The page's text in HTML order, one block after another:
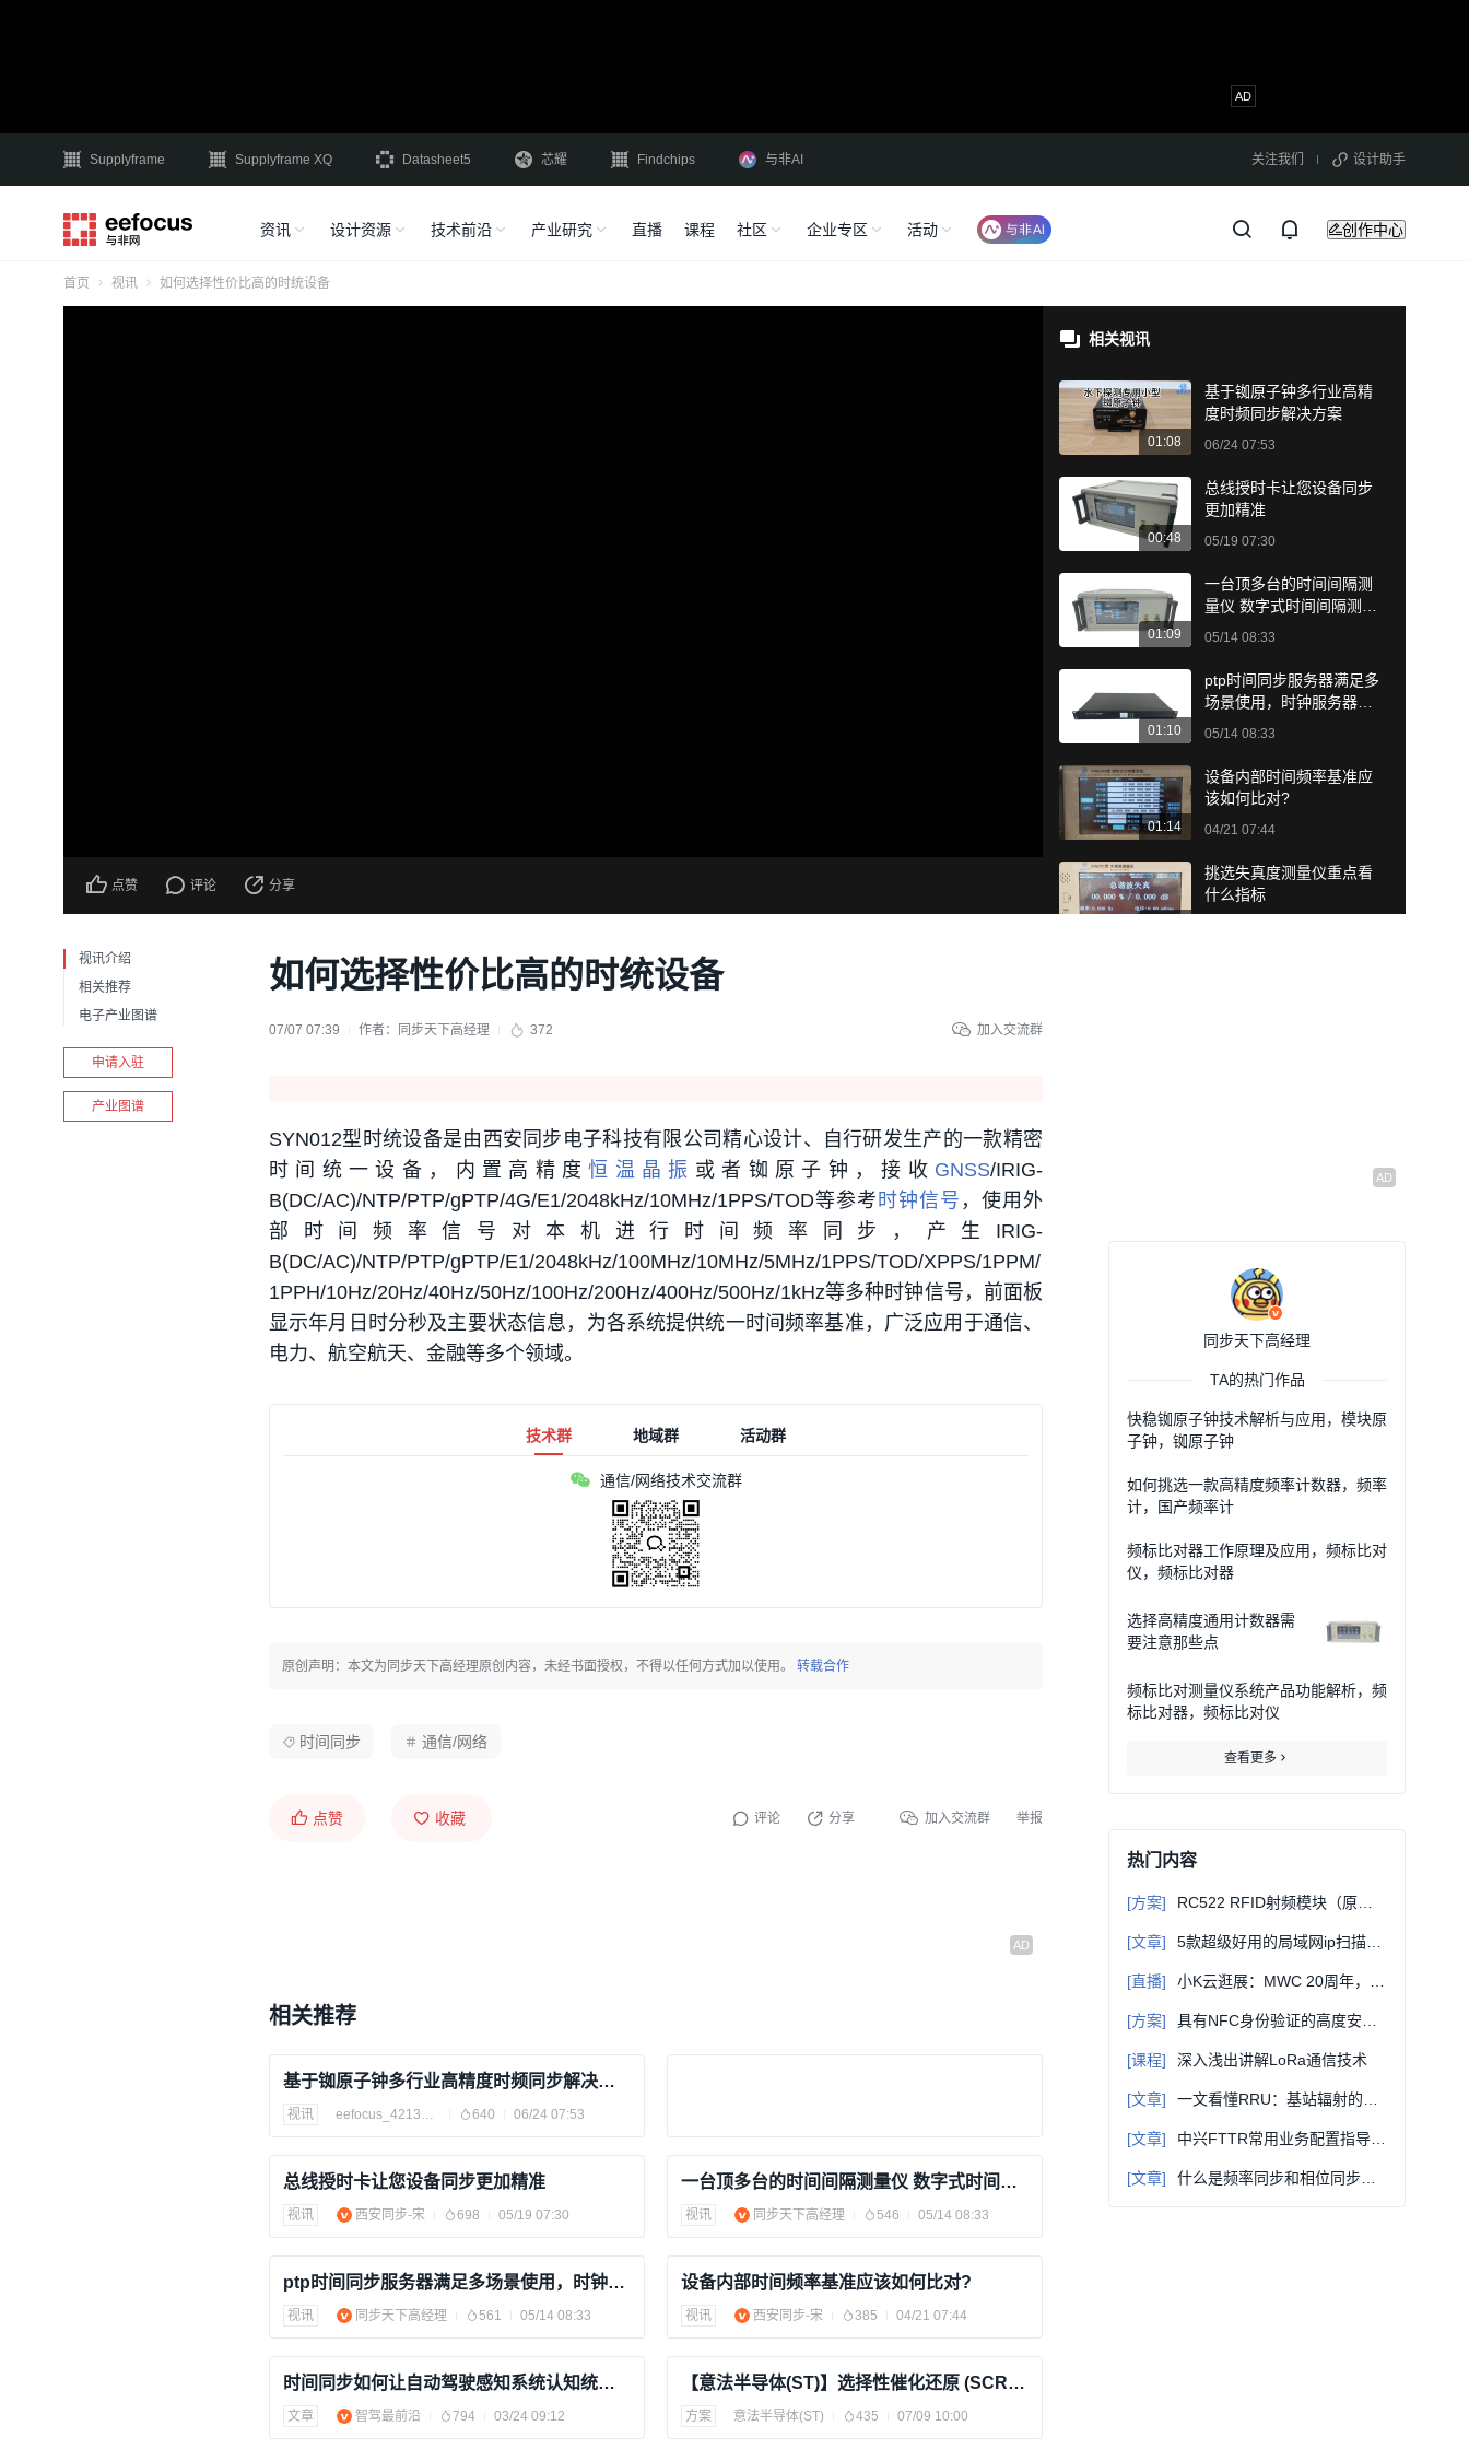
Supplyframe Supplyframe XQ Datasheet5 芯耀 Findchips 与非AI 关注我们 设计助手
资讯 设计资源 技术前沿 产业研究 直播 课程 社区 企业专区 活动 创作中心
首页 视讯 如何选择性价比高的时统设备
点赞 评论 分享
相关视讯
01:08
基于铷原子钟多行业高精
度时频同步解决方案
06/24 07:53
00:48
总线授时卡让您设备同步
更加精准
05/19 07:30
01:09
一台顶多台的时间间隔测
量仪 数字式时间间隔测量
05/14 08:33
01:10
ptp时间同步服务器满足多
场景使用，时钟服务器，P
05/14 08:33
01:14
设备内部时间频率基准应
该如何比对?
04/21 07:44
挑选失真度测量仪重点看
什么指标
授时天线架设注意事项
07/08 07:07
视讯介绍
相关推荐
电子产业图谱
申请入驻
产业图谱
如何选择性价比高的时统设备
07/07 07:39 作者： 同步天下高经理 372 加入交流群
SYN012型时统设备是由西安同步电子科技有限公司精心设计、自行研发生产的一款精密
时间统一设备，内置高精度恒温晶振 或者铷原子钟，接收 GNSS/IRIG-
B(DC/AC)/NTP/PTP/gPTP/4G/E1/2048kHz/10MHz/1PPS/TOD等参考时钟信号 ，使用外
部时间频率信号对本机进行时间频率同步，产生IRIG-
B(DC/AC)/NTP/PTP/gPTP/E1/2048kHz/100MHz/10MHz/5MHz/1PPS/TOD/XPPS/1PPM/
1PPH/10Hz/20Hz/40Hz/50Hz/100Hz/200Hz/400Hz/500Hz/1kHz等多种时钟信号，前面板
显示年月日时分秒及主要状态信息，为各系统提供统一时间频率基准，广泛应用于通信、
电力、航空航天、金融等多个领域。
技术群 地域群 活动群
通信/网络技术交流群
原创声明：本文为同步天下高经理原创内容，未经书面授权，不得以任何方式加以使用。 转载合作
时间同步 通信/网络
点赞 收藏 评论 分享 加入交流群 举报
相关推荐
基于铷原子钟多行业高精度时频同步解决方案
视讯 eefocus_4213417 640 06/24 07:53
总线授时卡让您设备同步更加精准
视讯 西安同步-宋 698 05/19 07:30
一台顶多台的时间间隔测量仪 数字式时间间隔测量仪
视讯 同步天下高经理 546 05/14 08:33
ptp时间同步服务器满足多场景使用，时钟服务器，PTP主时钟
视讯 同步天下高经理 561 05/14 08:33
设备内部时间频率基准应该如何比对?
视讯 西安同步-宋 385 04/21 07:44
时间同步如何让自动驾驶感知系统认知统一？
文章 智驾最前沿 794 03/24 09:12
【意法半导体(ST)】选择性催化还原 (SCR)解决方案
方案 意法半导体(ST) 435 07/09 10:00
同步天下高经理
TA的热门作品
快稳铷原子钟技术解析与应用，模块原
子钟，铷原子钟
如何挑选一款高精度频率计数器，频率
计，国产频率计
频标比对器工作原理及应用，频标比对
仪，频标比对器
选择高精度通用计数器需
要注意那些点
频标比对测量仪系统产品功能解析，频
标比对器，频标比对仪
查看更多
热门内容
[方案] RC522 RFID射频模块（原理图+PCB+RC522原厂代码等）
[文章] 5款超级好用的局域网ip扫描工具
[直播] 小K云逛展：MWC 20周年，当 AI遇到6G，谁将定义通信业的下一个十年？
[方案] 具有NFC身份验证的高度安全的给药系统参考设计
[课程] 深入浅出讲解LoRa通信技术
[文章] 一文看懂RRU：基站辐射的「万恶之源」
[文章] 中兴FTTR常用业务配置指导（中国联通）
[文章] 什么是频率同步和相位同步？无线通信网络同步有何作用？